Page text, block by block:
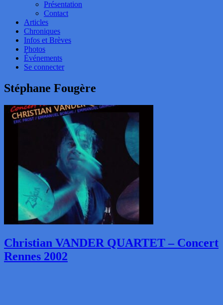
Présentation
Contact
Articles
Chroniques
Infos et Brèves
Photos
Événements
Se connecter
Stéphane Fougère
Christian VANDER QUARTET – Concert
Rennes 2002